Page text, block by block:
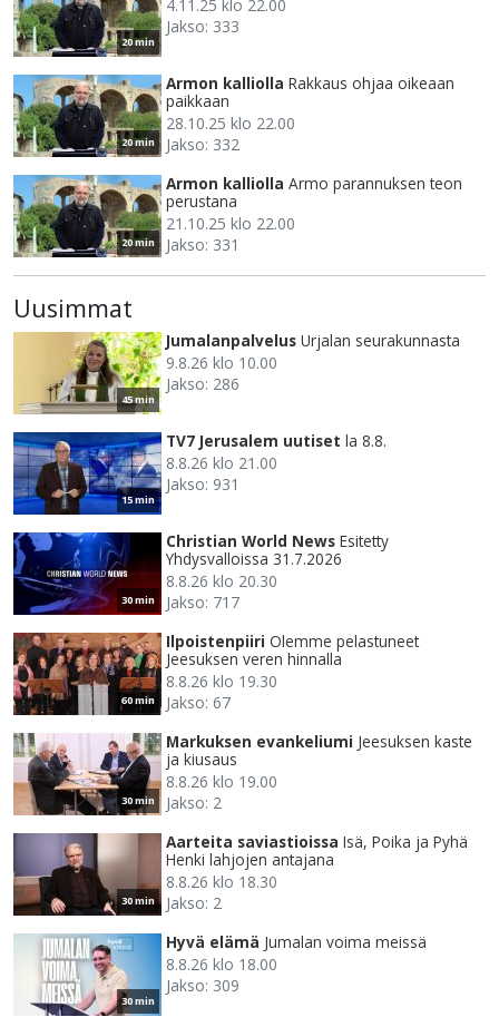
20 min
4.11.25 klo 22.00
Jakso: 333
20 min
Armon kalliolla Rakkaus ohjaa oikeaan
paikkaan
28.10.25 klo 22.00
Jakso: 332
20 min
Armon kalliolla Armo parannuksen teon
perustana
21.10.25 klo 22.00
Jakso: 331
Uusimmat
45 min
Jumalanpalvelus Urjalan seurakunnasta
9.8.26 klo 10.00
Jakso: 286
15 min
TV7 Jerusalem uutiset la 8.8.
8.8.26 klo 21.00
Jakso: 931
30 min
Christian World News Esitetty
Yhdysvalloissa 31.7.2026
8.8.26 klo 20.30
Jakso: 717
60 min
Ilpoistenpiiri Olemme pelastuneet
Jeesuksen veren hinnalla
8.8.26 klo 19.30
Jakso: 67
30 min
Markuksen evankeliumi Jeesuksen kaste
ja kiusaus
8.8.26 klo 19.00
Jakso: 2
30 min
Aarteita saviastioissa Isä, Poika ja Pyhä
Henki lahjojen antajana
8.8.26 klo 18.30
Jakso: 2
30 min
Hyvä elämä Jumalan voima meissä
8.8.26 klo 18.00
Jakso: 309